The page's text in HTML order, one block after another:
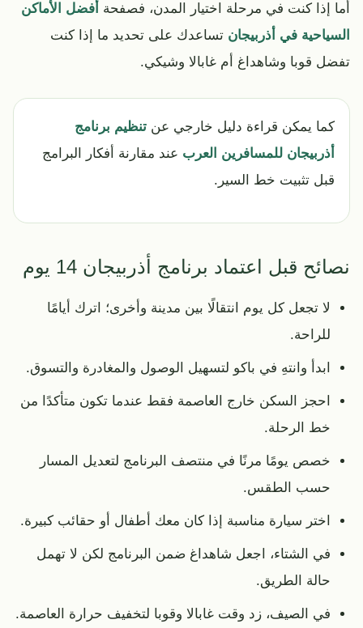
أما إذا كنت في مرحلة اختيار المدن، فصفحة أفضل الأماكن
السياحية في أذربيجان تساعدك على تحديد ما إذا كنت
تفضل قوبا وشاهداغ أم غابالا وشيكي.
كما يمكن قراءة دليل خارجي عن تنظيم برنامج
أذربيجان للمسافرين العرب عند مقارنة أفكار البرامج
قبل تثبيت خط السير.
نصائح قبل اعتماد برنامج أذربيجان 14 يوم
لا تجعل كل يوم انتقالًا بين مدينة وأخرى؛ اترك أيامًا
للراحة.
ابدأ وانتهِ في باكو لتسهيل الوصول والمغادرة والتسوق.
احجز السكن خارج العاصمة فقط عندما تكون متأكدًا من
خط الرحلة.
خصص يومًا مرنًا في منتصف البرنامج لتعديل المسار
حسب الطقس.
اختر سيارة مناسبة إذا كان معك أطفال أو حقائب كبيرة.
في الشتاء، اجعل شاهداغ ضمن البرنامج لكن لا تهمل
حالة الطريق.
في الصيف، زد وقت غابالا وقوبا لتخفيف حرارة العاصمة.